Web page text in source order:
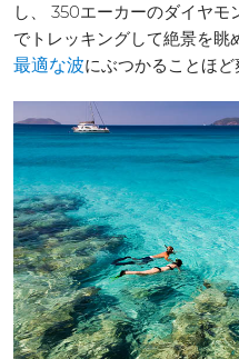
し、 350エーカーのダイヤモ
でトレッキングして絶景を眺
最適な波にぶつかることほど